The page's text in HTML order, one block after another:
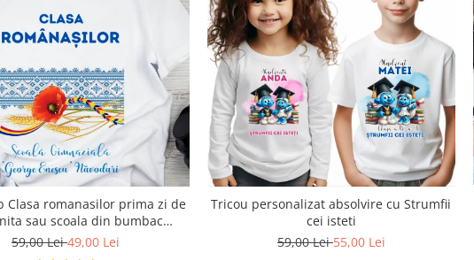
Clasa romanasilor prima zi de
sau scoala din bumbac
ABS1133
59,00 Lei49,00 Lei
Tricou personalizat absolvire cu Strumfii
cei isteti
59,00 Lei55,00 Lei